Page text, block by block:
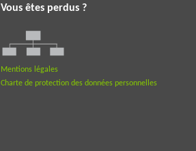
Vous êtes perdus ?
Mentions légales
Charte de protection des données personnelles